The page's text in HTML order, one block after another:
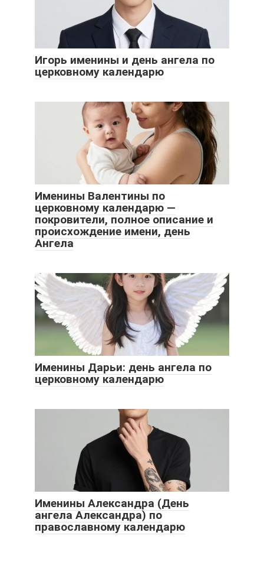
Игорь именины и день ангела по
церковному календарю
Именины Валентины по
церковному календарю —
покровители, полное описание и
происхождение имени, день
Ангела
Именины Дарьи: день ангела по
церковному календарю
Именины Александра (День
ангела Александра) по
православному календарю